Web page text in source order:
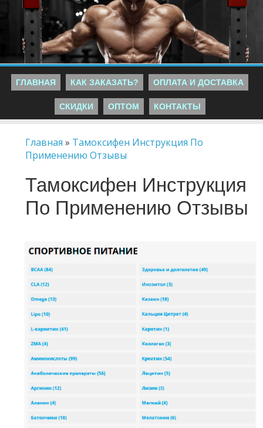
ГЛАВНАЯ КАК ЗАКАЗАТЬ? ОПЛАТА И ДОСТАВКА
СКИДКИ ОПТОМ КОНТАКТЫ
Главная » Тамоксифен Инструкция По
Применению Отзывы
Тамоксифен Инструкция
По Применению Отзывы